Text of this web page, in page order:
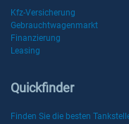
Kfz-Versicherung
Gebrauchtwagenmarkt
Finanzierung
Leasing
Quickfinder
Finden Sie die besten